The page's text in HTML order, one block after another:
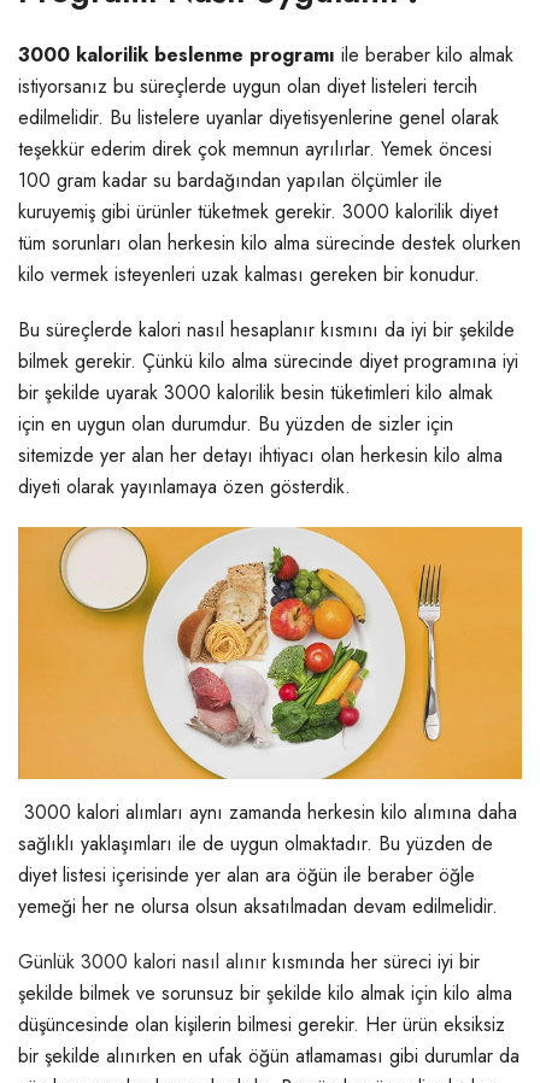
3000 kalorilik beslenme programı ile beraber kilo almak
istiyorsanız bu süreçlerde uygun olan diyet listeleri tercih
edilmelidir. Bu listelere uyanlar diyetisyenlerine genel olarak
teşekkür ederim direk çok memnun ayrılırlar. Yemek öncesi
100 gram kadar su bardağından yapılan ölçümler ile
kuruyemiş gibi ürünler tüketmek gerekir. 3000 kalorilik diyet
tüm sorunları olan herkesin kilo alma sürecinde destek olurken
kilo vermek isteyenleri uzak kalması gereken bir konudur.
Bu süreçlerde kalori nasıl hesaplanır kısmını da iyi bir şekilde
bilmek gerekir. Çünkü kilo alma sürecinde diyet programına iyi
bir şekilde uyarak 3000 kalorilik besin tüketimleri kilo almak
için en uygun olan durumdur. Bu yüzden de sizler için
sitemizde yer alan her detayı ihtiyacı olan herkesin kilo alma
diyeti olarak yayınlamaya özen gösterdik.
3000 kalori alımları aynı zamanda herkesin kilo alımına daha
sağlıklı yaklaşımları ile de uygun olmaktadır. Bu yüzden de
diyet listesi içerisinde yer alan ara öğün ile beraber öğle
yemeği her ne olursa olsun aksatılmadan devam edilmelidir.
Günlük 3000 kalori nasıl alınır kısmında her süreci iyi bir
şekilde bilmek ve sorunsuz bir şekilde kilo almak için kilo alma
düşüncesinde olan kişilerin bilmesi gerekir. Her ürün eksiksiz
bir şekilde alınırken en ufak öğün atlamaması gibi durumlar da